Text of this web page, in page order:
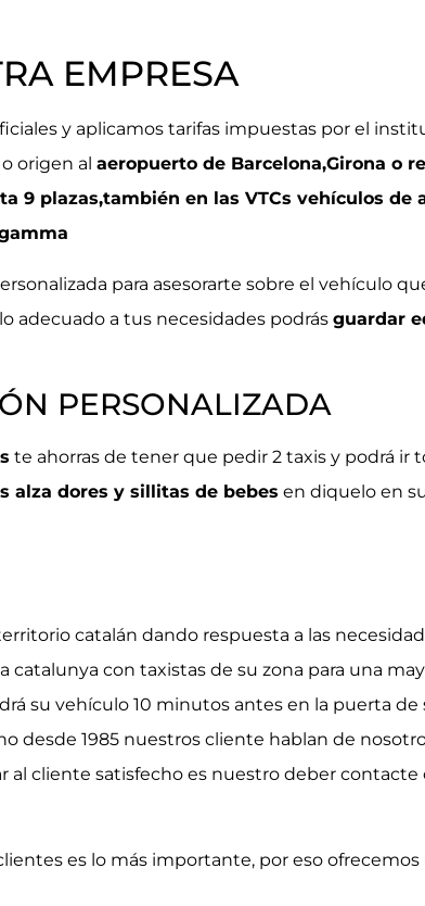
EMPRESA
y aplicamos tarifas impuestas por el
origen al aeropuerto de Barcelona,Girona o
9 plazas,también en las VTCs vehículos de
para asesorarte sobre el vehículo
adecuado a tus necesidades podrás guardar
PERSONALIZADA
te ahorras de tener que pedir 2 taxis y podrá ir
alza dores y sillitas de bebes en diquelo en
catalán dando respuesta a las
con taxistas de su zona para una
su vehículo 10 minutos antes en la puerta
desde 1985 nuestros cliente hablan de
al cliente satisfecho es nuestro deber contacte
es lo más importante, por eso ofrecemos